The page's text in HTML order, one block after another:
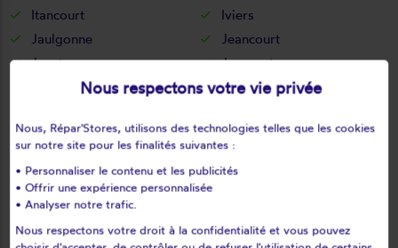
Itancourt
Iviers
Jaulgonne
Jeancourt
Jeantes
Joncourt
Jouaignes
Jumencourt
Juvigny
Juvincourt-et-damary
La celle-sous-montmirail
La chapelle-sur-chézy
La fère
La ferté-chevresis
Nous respectons votre vie privée
Nous, Répar'Stores, utilisons des technologies telles que les cookies
sur notre site pour les finalités suivantes :
• Personnaliser le contenu et les publicités
• Offrir une expérience personnalisée
• Analyser notre trafic.
Nous respectons votre droit à la confidentialité et vous pouvez